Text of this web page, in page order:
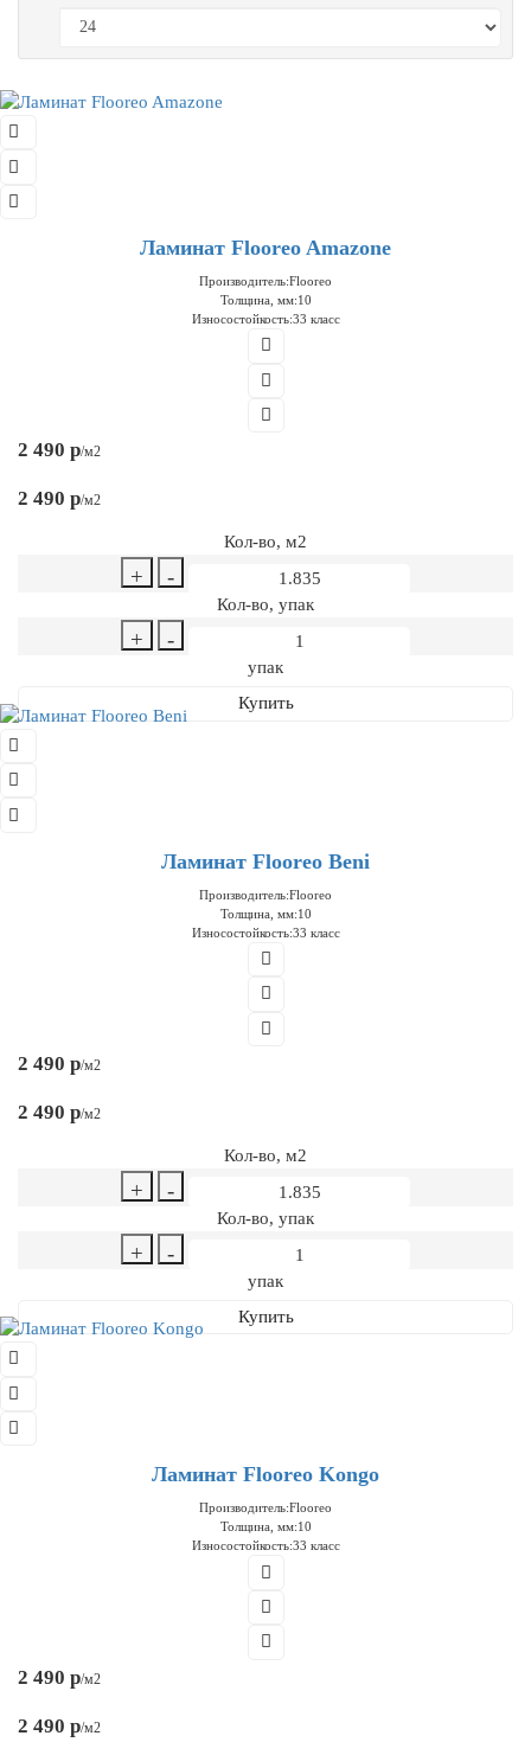
Ламинат Flooreo Amazone
Производитель:Flooreo
Толщина, мм:10
Износостойкость:33 класс
2 490 р/м2
2 490 р/м2
Кол-во, м2
+ -
Кол-во, упак
+ -
упак
Купить
Ламинат Flooreo Beni
Производитель:Flooreo
Толщина, мм:10
Износостойкость:33 класс
2 490 р/м2
2 490 р/м2
Кол-во, м2
+ -
Кол-во, упак
+ -
упак
Купить
Ламинат Flooreo Kongo
Производитель:Flooreo
Толщина, мм:10
Износостойкость:33 класс
2 490 р/м2
2 490 р/м2